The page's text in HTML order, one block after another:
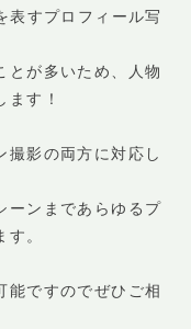
表すプロフィール写
とが多いため、人物
す！
撮影の両方に対応し
ーンまであらゆるプ
。
能ですのでぜひご相